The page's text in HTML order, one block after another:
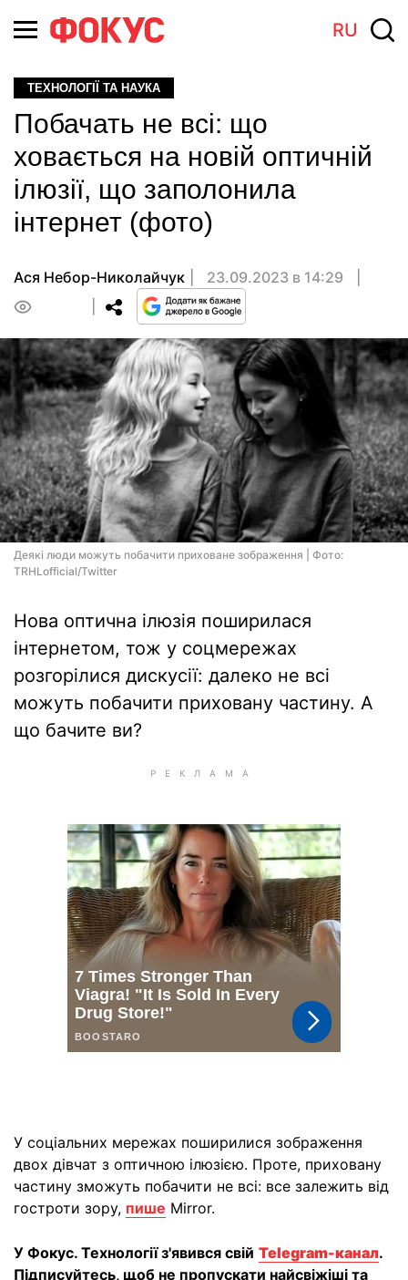
RU
ТЕХНОЛОГІЇ ТА НАУКА
Побачать не всі: що
ховається на новій оптичній
ілюзії, що заполонила
інтернет (фото)
Ася Небор-Николайчук
23.09.2023 в 14:29
Деякі люди можуть побачити приховане зображення | Фото:
TRHLofficial/Twitter
Нова оптична ілюзія поширилася
інтернетом, тож у соцмережах
розгорілися дискусії: далеко не всі
можуть побачити приховану частину. А
що бачите ви?
У соціальних мережах поширилися зображення
двох дівчат з оптичною ілюзією. Проте, приховану
частину зможуть побачити не всі: все залежить від
гостроти зору, пише Mirror.
У Фокус. Технології з'явився свій Telegram-канал.
Підписуйтесь, щоб не пропускати найсвіжіші та